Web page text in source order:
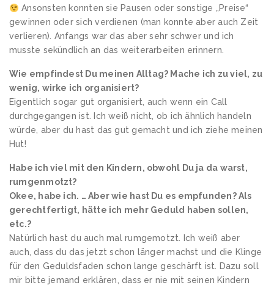
Ansonsten konnten sie Pausen oder sonstige „Preise“
gewinnen oder sich verdienen (man konnte aber auch Zeit
verlieren). Anfangs war das aber sehr schwer und ich
musste sekündlich an das weiterarbeiten erinnern.
Wie empfindest Du meinen Alltag? Mache ich zu viel, zu
wenig, wirke ich organisiert?
Eigentlich sogar gut organisiert, auch wenn ein Call
durchgegangen ist. Ich weiß nicht, ob ich ähnlich handeln
würde, aber du hast das gut gemacht und ich ziehe meinen
Hut!
Habe ich viel mit den Kindern, obwohl Du ja da warst,
rumgenmotzt?
Okee, habe ich. … Aber wie hast Du es empfunden? Als
gerechtfertigt, hätte ich mehr Geduld haben sollen,
etc.?
Natürlich hast du auch mal rumgemotzt. Ich weiß aber
auch, dass du das jetzt schon länger machst und die Klinge
für den Geduldsfaden schon lange geschärft ist. Dazu soll
mir bitte jemand erklären, dass er nie mit seinen Kindern